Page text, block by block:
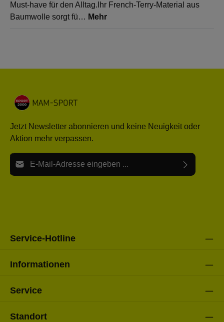
Must-have für den Alltag.Ihr French-Terry-Material aus
Baumwolle sorgt fü… Mehr
Jetzt Newsletter abonnieren und keine Neuigkeit oder
Aktion mehr verpassen.
E-Mail-Adresse*
Service-Hotline
Informationen
Service
Standort